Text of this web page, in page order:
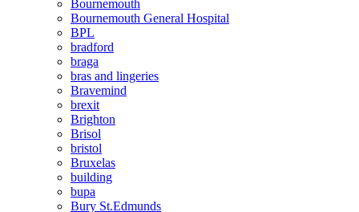
Bournemouth
Bournemouth General Hospital
BPL
bradford
braga
bras and lingeries
Bravemind
brexit
Brighton
Brisol
bristol
Bruxelas
building
bupa
Bury St.Edmunds